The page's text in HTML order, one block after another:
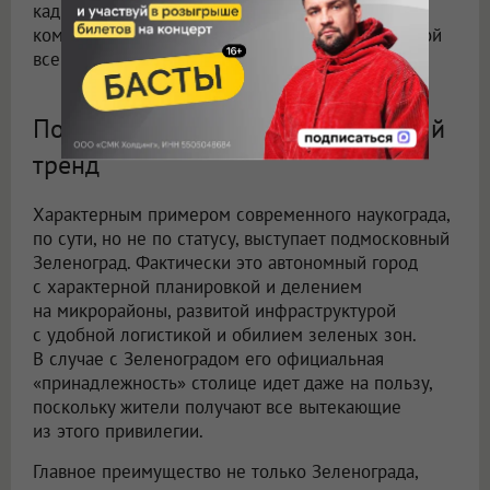
кадры, для которых нужно создать максимально
комфортные условия с комплексной проработкой
всей территории.
Почему наукограды — современный
тренд
Характерным примером современного наукограда,
по сути, но не по статусу, выступает подмосковный
Зеленоград. Фактически это автономный город
с характерной планировкой и делением
на микрорайоны, развитой инфраструктурой
с удобной логистикой и обилием зеленых зон.
В случае с Зеленоградом его официальная
«принадлежность» столице идет даже на пользу,
поскольку жители получают все вытекающие
из этого привилегии.
Главное преимущество не только Зеленограда,